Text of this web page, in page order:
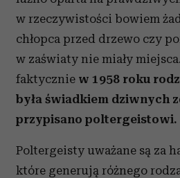
w rzeczywistości bowiem
chłopca przed drzewo czy
w zaświaty nie miały
faktycznie w 1958 roku
była świadkiem dziwnych
przypisano poltergeistowi.
Poltergeisty uważane są za
które generują różnego